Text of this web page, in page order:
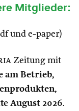
Mitglieder:
und e-paper)
Zeitung mit
am Betrieb,
August 2026.